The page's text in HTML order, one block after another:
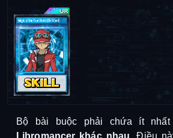
Bộ bài buộc phải chứa ít